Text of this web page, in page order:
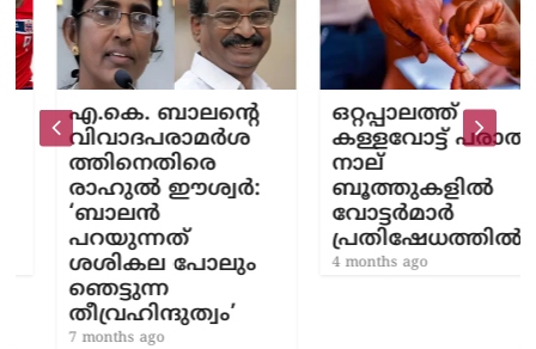
എ.കെ. ബാലന്റെ
വിവാദപരാമർശ
ത്തിനെതിരെ
രാഹുൽ ഈശ്വർ:
‘ബാലൻ
പറയുന്നത്
ശശികല പോലും
ഞെട്ടുന്ന
തീവ്രഹിന്ദുത്വം’
7 months ago
ഒറ്റപ്പാലത്ത്
കള്ളവോട്ട് പരാതി;
നാല്
ബൂത്തുകളിൽ
വോട്ടർമാർ
പ്രതിഷേധത്തിൽ
4 months ago